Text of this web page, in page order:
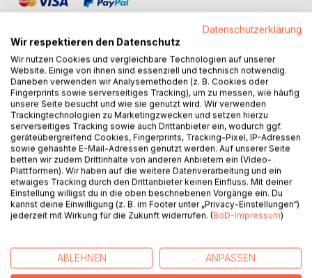
BESCHREIBUNG
Auch in Band 4 – Dackel frei Schnauze – ist hundherum
wieder alles dackelig, fellosophisch, einfellsreich und
zweifelsfrei stellenweise urkomisch.
Willst du spaßige Unterhaltung mit Tiefgang – lies es! Wau
weia!
PRESSESTIMMEN
Datenschutzerklärung
Wir respektieren den Datenschutz
Wir nutzen Cookies und vergleichbare Technologien auf unserer
Website. Einige von ihnen sind essenziell und technisch notwendig.
Daneben verwenden wir Analysemethoden (z. B. Cookies oder
Fingerprints sowie serverseitiges Tracking), um zu messen, wie häufig
unsere Seite besucht und wie sie genutzt wird. Wir verwenden
Trackingtechnologien zu Marketingzwecken und setzen hierzu
serverseitiges Tracking sowie auch Drittanbieter ein, wodurch ggf.
geräteübergreifend Cookies, Fingerprints, Tracking-Pixel, IP-Adressen
sowie gehashte E-Mail-Adressen genutzt werden. Auf unserer Seite
betten wir zudem Drittinhalte von anderen Anbietern ein (Video-
Plattformen). Wir haben auf die weitere Datenverarbeitung und ein
etwaiges Tracking durch den Drittanbieter keinen Einfluss. Mit deiner
Einstellung willigst du in die oben beschriebenen Vorgänge ein. Du
kannst deine Einwilligung (z. B. im Footer unter „Privacy-Einstellungen“)
jederzeit mit Wirkung für die Zukunft widerrufen. (BoD-Impressum)
ABLEHNEN ANPASSEN